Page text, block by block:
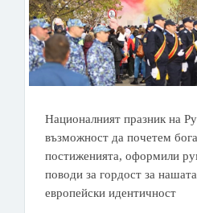
Националният празник на
възможност да почетем
постиженията, оформили
поводи за гордост за
европейски идентичност